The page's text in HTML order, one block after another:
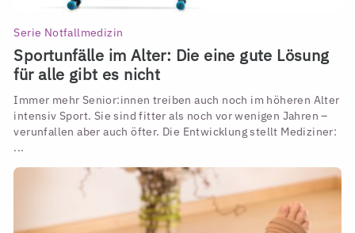
Serie Notfallmedizin
Sportunfälle im Alter: Die eine gute Lösung
für alle gibt es nicht
Immer mehr Senior:innen treiben auch noch im höheren Alter
intensiv Sport. Sie sind fitter als noch vor wenigen Jahren –
verunfallen aber auch öfter. Die Entwicklung stellt Mediziner:
...